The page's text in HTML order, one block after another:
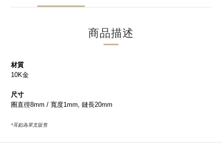
商品描述
材質
10K金
尺寸
圈直徑8mm / 寬度1mm, 鏈長20mm
*耳釦為單支販售